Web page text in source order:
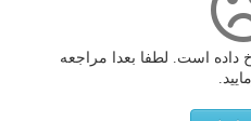
داده است. لطفا بعدا مراجعه